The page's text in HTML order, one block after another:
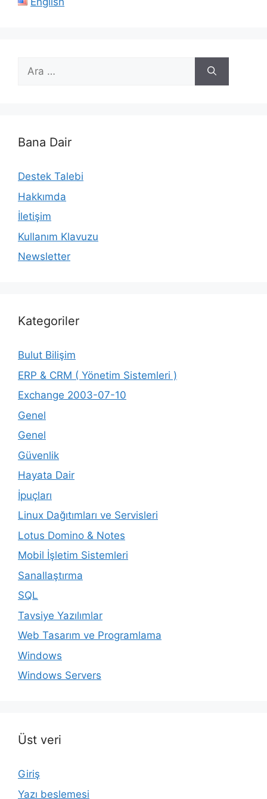
için
Bana Dair
Destek Talebi
Hakkımda
İletişim
Kullanım Klavuzu
Newsletter
Kategoriler
Bulut Bilişim
ERP & CRM ( Yönetim Sistemleri )
Exchange 2003-07-10
Genel
Genel
Güvenlik
Hayata Dair
İpuçları
Linux Dağıtımları ve Servisleri
Lotus Domino & Notes
Mobil İşletim Sistemleri
Sanallaştırma
SQL
Tavsiye Yazılımlar
Web Tasarım ve Programlama
Windows
Windows Servers
Üst veri
Giriş
Yazı beslemesi